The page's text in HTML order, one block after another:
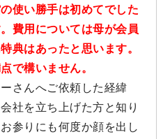
使い勝手は初めてでした
費用については母が会員
典はあったと思います。
で構いません。
さんへご依頼した経緯
社を立ち上げた方と知り
参りにも何度か顔を出し